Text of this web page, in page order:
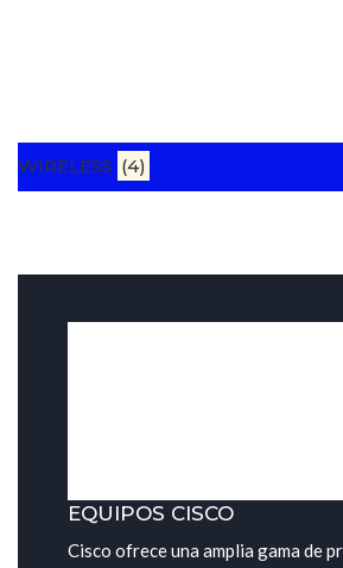
WIRELESS (4)
EQUIPOS CISCO
Cisco ofrece una amplia gama de